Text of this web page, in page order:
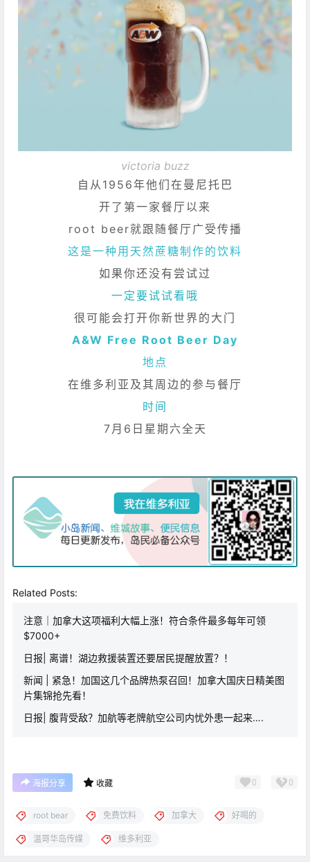
victoria buzz
自从1956年他们在曼尼托巴
开了第一家餐厅以来
root beer就跟随餐厅广受传播
这是一种用天然蔗糖制作的饮料
如果你还没有尝试过
一定要试试看哦
很可能会打开你新世界的大门
A&W Free Root Beer Day
地点
在维多利亚及其周边的参与餐厅
时间
7月6日星期六全天
Related Posts:
注意｜加拿大这项福利大幅上涨！符合条件最多每年可领
$7000+
日报| 离谱！湖边救援装置还要居民提醒放置？！
新闻 | 紧急！加国这几个品牌热泵召回！加拿大国庆日精美图
片集锦抢先看！
日报| 腹背受敌？加航等老牌航空公司内忧外患一起来….
海报分享 收藏 0 0
root bear 免费饮料 加拿大 好喝的
温哥华岛传媒 维多利亚